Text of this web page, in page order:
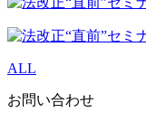
ALL
お問い合わせ